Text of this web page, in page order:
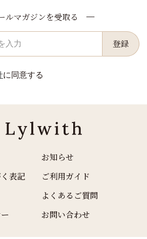
表記
お知らせ
ご利用ガイド
よくあるご質問
お問い合わせ
ルマガジンを受取る
登録
に同意する